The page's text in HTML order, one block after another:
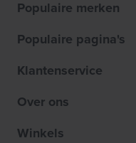
Populaire merken
Populaire pagina's
Klantenservice
Over ons
Winkels